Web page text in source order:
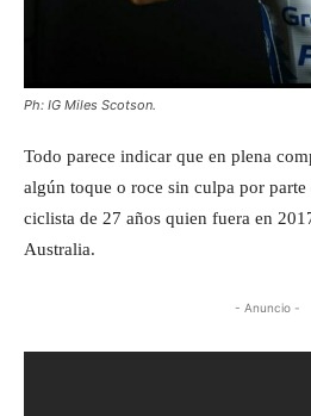
Ph: IG Miles Scotson.
Todo parece indicar que en plena
algún toque o roce sin culpa por
ciclista de 27 años quien fuera en
Australia.
- Anuncio -